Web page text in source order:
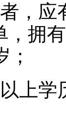
，
，拥
上